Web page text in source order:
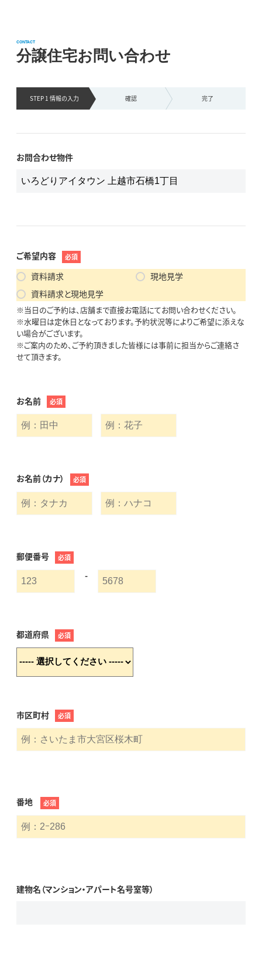
分譲住宅お問い合わせ
CONTACT
STEP 1 情報の入力 確認 完了
お問合わせ物件
ご希望内容 必須
資料請求
現地見学
資料請求と現地見学
※当日のご予約は、店舗まで直接お電話にてお問い合わせください。
※水曜日は定休日となっております。予約状況等によりご希望に添えな
い場合がございます。
※ご案内のため、ご予約頂きました皆様には事前に担当からご連絡さ
せて頂きます。
お名前 必須
お名前（カナ） 必須
郵便番号 必須
-
都道府県 必須
市区町村 必須
番地 必須
建物名（マンション・アパート名号室等）